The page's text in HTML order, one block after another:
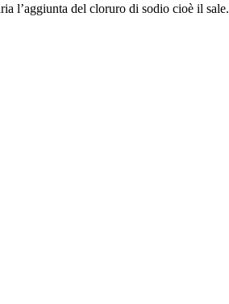
l’aggiunta del cloruro di sodio cioè il sale.